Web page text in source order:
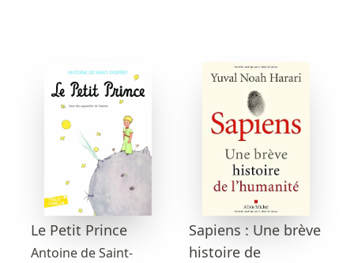
Le Petit Prince
Antoine de Saint-
Sapiens : Une brève
histoire de